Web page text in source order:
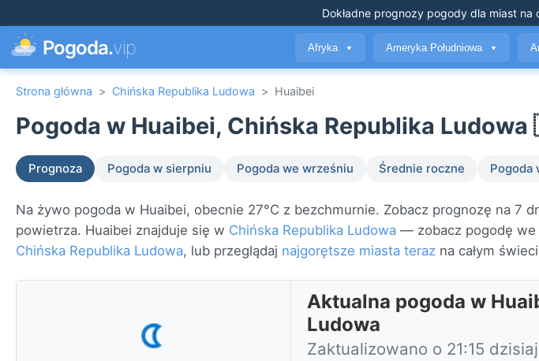
Dokładne prognozy pogodydla miast na
Pogoda.vip Afryka ▼ Ameryka Południowa ▼
Strona główna > Chińska Republika Ludowa > Huaibei
Pogoda w Huaibei, Chińska Republika
Prognoza Pogoda w sierpniu Pogoda we wrześniu Średnie roczne Pogoda
Na żywo pogoda w Huaibei, obecnie 27°C z bezchmurnie. Zobacz prognozę na 7
powietrza. Huaibei znajduje się w Chińska Republika Ludowa — zobacz pogodę we
Chińska Republika Ludowa, lub przeglądaj najgorętsze miasta teraz na całym
Aktualna pogoda w
Ludowa
Zaktualizowano o 21:15 dzisiaj